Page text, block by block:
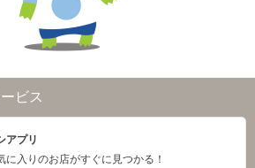
ビス
アプリ
に入りのお店がすぐに見つかる！